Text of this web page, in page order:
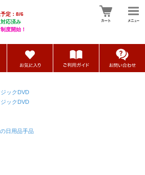
予定：8/6
応済み
度開始！
ックDVD
ックDVD
日用品手品